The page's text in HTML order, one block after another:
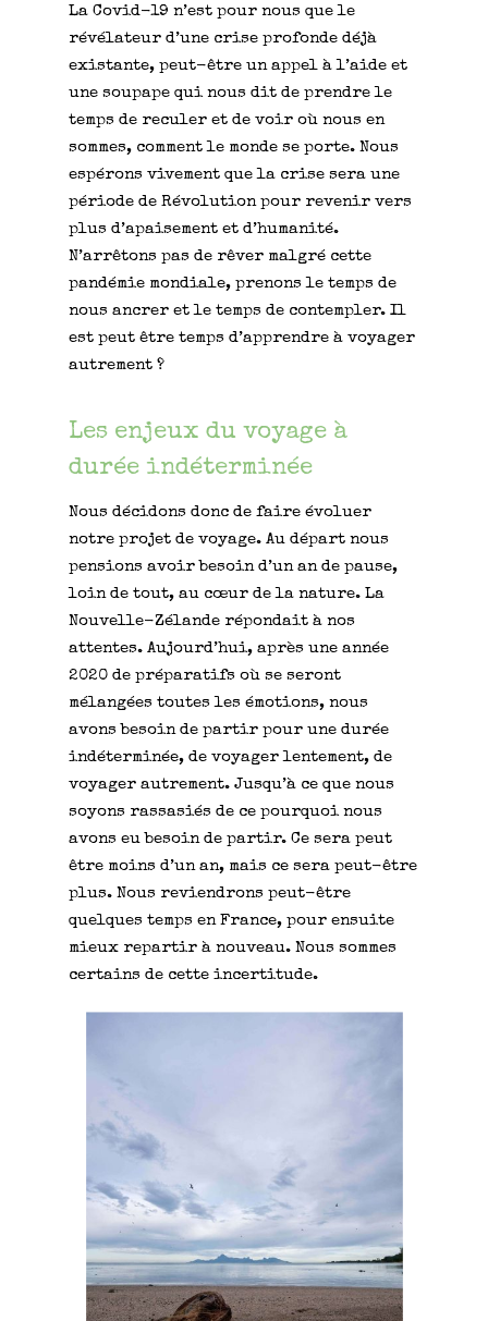
La Covid-19 n’est pour nous que le
révélateur d’une crise profonde déjà
existante, peut-être un appel à l’aide et
une soupape qui nous dit de prendre le
temps de reculer et de voir où nous en
sommes, comment le monde se porte. Nous
espérons vivement que la crise sera une
période de Révolution pour revenir vers
plus d’apaisement et d’humanité.
N’arrêtons pas de rêver malgré cette
pandémie mondiale, prenons le temps de
nous ancrer et le temps de contempler. Il
est peut être temps d’apprendre à voyager
autrement ?
Les enjeux du voyage à
durée indéterminée
Nous décidons donc de faire évoluer
notre projet de voyage. Au départ nous
pensions avoir besoin d’un an de pause,
loin de tout, au cœur de la nature. La
Nouvelle-Zélande répondait à nos
attentes. Aujourd’hui, après une année
2020 de préparatifs où se seront
mélangées toutes les émotions, nous
avons besoin de partir pour une durée
indéterminée, de voyager lentement, de
voyager autrement. Jusqu’à ce que nous
soyons rassasiés de ce pourquoi nous
avons eu besoin de partir. Ce sera peut
être moins d’un an, mais ce sera peut-être
plus. Nous reviendrons peut-être
quelques temps en France, pour ensuite
mieux repartir à nouveau. Nous sommes
certains de cette incertitude.